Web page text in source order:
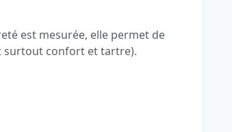
est mesurée, elle permet de
surtout confort et tartre).